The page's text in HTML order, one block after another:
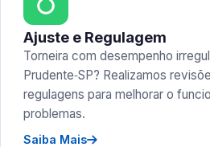
Ajuste e Regulagem
Torneira com desempenho
Prudente‑SP? Realizamos
regulagens para melhorar o
problemas.
Saiba Mais